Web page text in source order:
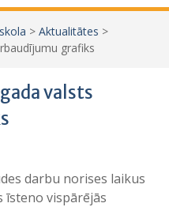
> Aktualitātes >
grafiks
valsts
darbu norises laikus
īsteno vispārējās